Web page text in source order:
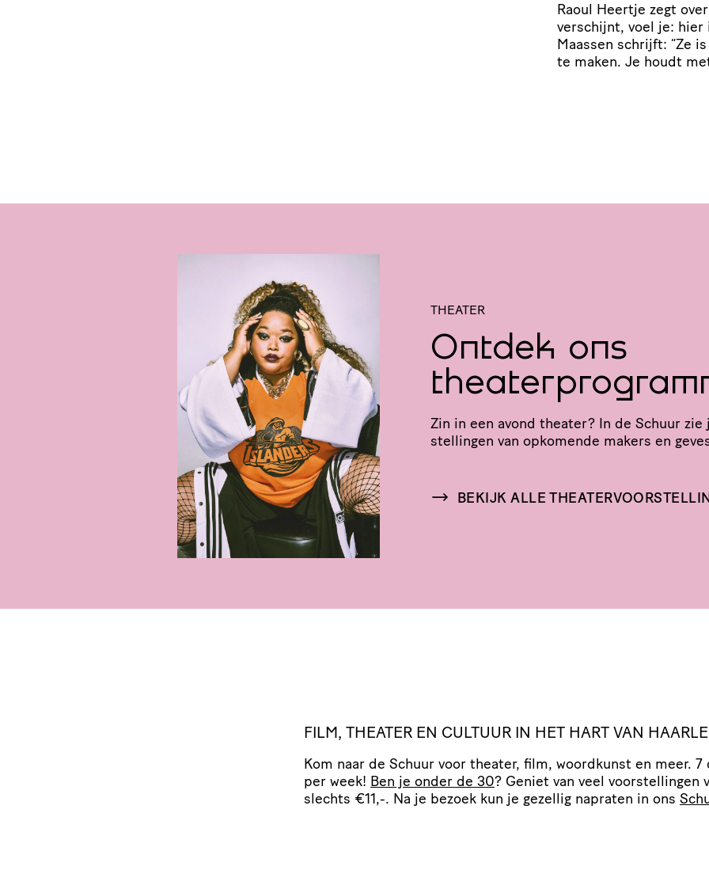
Raoul Heertje zegt
verschijnt, voel je: hier
Maassen schrijft: “Ze
te maken. Je houdt
THEATER
Ontdek ons
Zin in een avond theater? In de Schuur
stel­lingen van opkomende makers en
BEKIJK ALLE
FILM, THEATER EN CULTUUR IN HET HART VAN
Kom naar de Schuur voor theater, film, woordkunst en meer. 7
per week! Ben je onder de 30? Geniet van veel voor­stel­lingen
slechts €11,-. Na je bezoek kun je gezellig napraten in ons